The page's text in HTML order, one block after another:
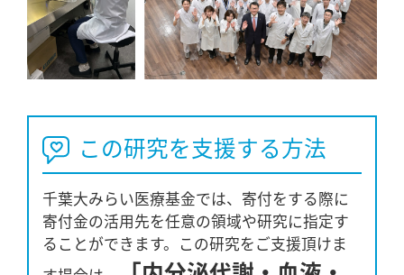
この研究を支援する方法
千葉大みらい医療基金では、寄付をする際に
寄付金の活用先を任意の領域や研究に指定す
ることができます。この研究をご支援頂けま